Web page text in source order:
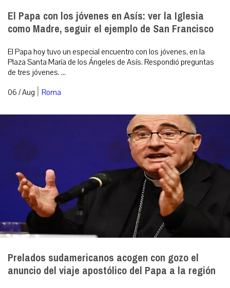
El Papa con los jóvenes en Asís: ver la Iglesia
como Madre, seguir el ejemplo de San Francisco
El Papa hoy tuvo un especial encuentro con los jóvenes, en la
Plaza Santa María de los Ángeles de Asís. Respondió preguntas
de tres jóvenes. ...
06 / Aug | Roma
Prelados sudamericanos acogen con gozo el
anuncio del viaje apostólico del Papa a la región